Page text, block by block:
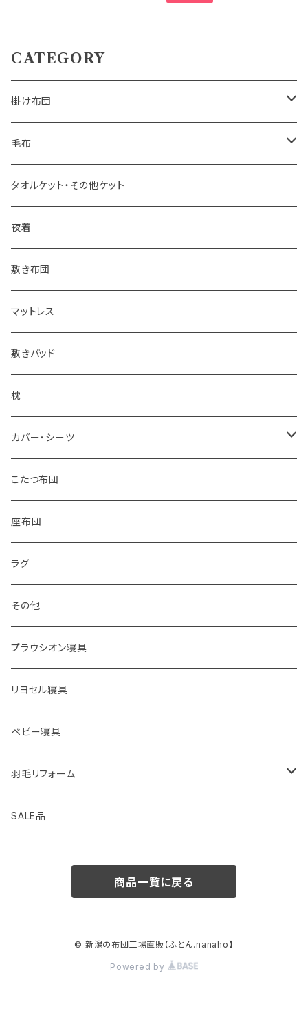
CATEGORY
掛け布団
羽毛掛け布団
羊毛掛け布団
その他掛け布団
毛布
一重毛布
二重毛布
その他毛布
タオルケット・その他ケット
夜着
敷き布団
マットレス
敷きパッド
枕
カバー・シーツ
掛け布団カバー
敷き布団カバー
シーツ
枕カバー
こたつ布団
座布団
ラグ
その他
プラウシオン寝具
リヨセル寝具
ベビー寝具
羽毛リフォーム
シングル
SALE品
商品一覧に戻る
© 新潟の布団工場直販【ふとん.nanaho】
Powered by